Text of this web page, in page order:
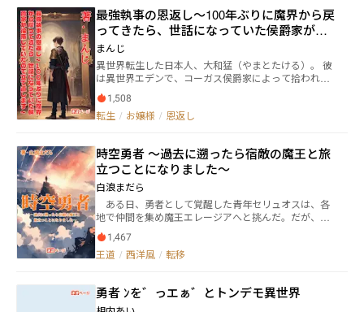
に・・・？ ※基本的に、笑い多めの作品となっていま
す。 他サイトでも投稿しています。
のロイヤリティ料の収入もある。 一人で楽しく研究
に精を出す。 一方、ヴェルナーのいなくなった学院
は、大変なことに。 そして王宮では優秀なヴェルナ
ーを取り込もうと色々と考え始める。 同時に、ヴェ
ルナーの作った魔導具目当てに、暗黒教団も動き出
す。 安心安全、快適、目立たないひきこもり研究ラ
イフを目指す、若き天才ヴェルナーの前途は多難なの
だ。
最強執事の恩返し～100年ぶりに魔界から戻
ってきたら、世話になっていた侯爵家が没
落していたので立て直します～
まんじ
異世界転生した日本人、大和猛（やまとたける）。 彼
は異世界エデンで、コーガス侯爵家によって拾われタ
ケル・コーガスとして育てられる。 それまでの孤独な
人生で何も持つ事の出来なかった彼にとって、コーガ
ス家は生まれて初めて手に入れた家であり家族だっ
は魔界に乗り込んだ。 ――それから100年。 遂にタケルは
大魔王を討伐する事に成功する。 そして彼はエデンへ
と帰還した。 「さあ、帰ろう」 だが余りに時間が立ち
すぎていた為に、タケルの事を覚えている者はいな
い。 それでも彼は満足していた。 何故なら、コーガス
家を守れたからだ。 そう思っていたのだが…… 「コー
ガス家が没落！？そんな馬鹿な！？」 これは世界を救
った勇者が、かつて自分を拾い温かく育ててくれた没
落した侯爵家をチートな能力で再興させる物語であ
1,508
転生 / お嬢様 / 恩返し
時空勇者 ～過去に遡ったら宿敵の魔王と旅
立つことになりました～
白浪まだら
ある日、勇者として覚醒した青年セリュオスは、各
地で仲間を集め魔王エレージアへと挑んだ。だが、圧
倒的な力の前に彼らは追い詰められ、ついには衝撃の
真実を知らされる。 ――「私の命は過去の文明に七つあ
る。過去の時代に遡って、すべての魔王の命を滅ぼさ
一人諦めていなかった。禁忌の魔術《時空追放（テン
プス・エクシリウム）》を発動して過去の時代に遡る
1,467
王道 / 西洋風 / 転移
勇者 ﾝを゛っエぁ゛とトンデモ異世界